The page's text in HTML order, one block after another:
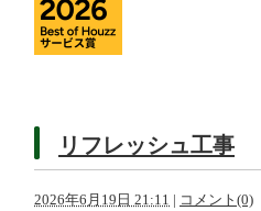
リフレッシュ工事
2026年6月19日 21:11 | コメント(0)